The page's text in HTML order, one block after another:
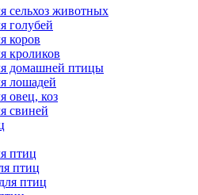
сельхоз животных
голубей
коров
кроликов
домашней птицы
лошадей
овец, коз
свиней
птиц
птиц
птиц